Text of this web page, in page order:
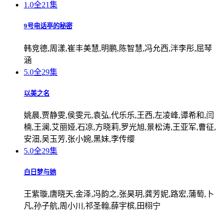
1.0全21集
9号电话亭的秘密
韩竞德,周漾,崔丰美慧,明鹏,陈智慧,冯允西,泮李彤,屈琴
涵
5.0全29集
以美之名
姚晨,贾静雯,侯雯元,袁弘,代乐乐,王西,左凌峰,谭希和,闫
楠,王澜,艾丽娅,石凉,方晓莉,罗光旭,景松涛,王亚军,曹征,
安沺,吴玉芳,张小婉,黑妹,李传缨
5.0全29集
白日梦与她
王紫璇,唐晓天,金泽,冯韵之,张昊玥,龚芳妮,路宏,蒲萄,卜
凡,孙子航,周小川,祁圣翰,薛宇槟,田栩宁